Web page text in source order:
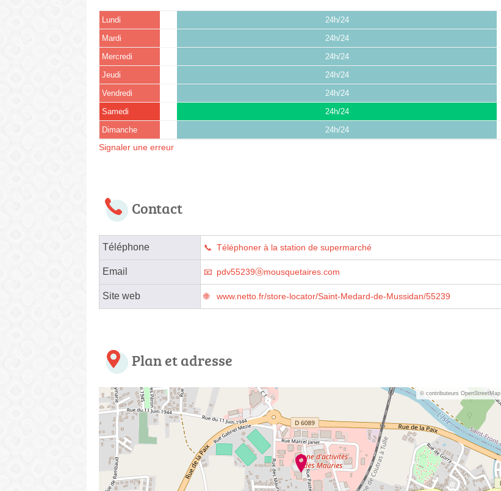
Lundi 24h/24
Mardi 24h/24
Mercredi 24h/24
Jeudi 24h/24
Vendredi 24h/24
Samedi 24h/24
Dimanche 24h/24
Signaler une erreur
Contact
Téléphone Téléphoner à la station de supermarché
Email pdv55239ⓐmousquetaires.com
Site web www.netto.fr/store-locator/Saint-Medard-de-Mussidan/55239
Plan et adresse
© contributeurs OpenStreetMap